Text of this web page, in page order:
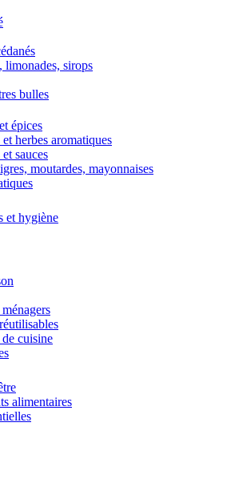
limonades, sirops
bulles
épices
herbes aromatiques
sauces
moutardes, mayonnaises
et hygiène
cuisine
alimentaires